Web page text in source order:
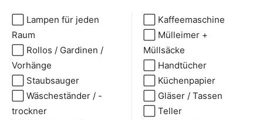
⬜ Lampen für jeden
Raum
⬜ Rollos / Gardinen /
Vorhänge
⬜ Staubsauger
⬜ Wäscheständer / -
trockner
⬜ Kaffeemaschine
⬜ Mülleimer +
Müllsäcke
⬜ Handtücher
⬜ Küchenpapier
⬜ Gläser / Tassen
⬜ Teller